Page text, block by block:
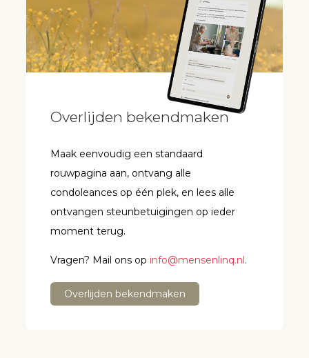
Overlijden bekendmaken
Maak eenvoudig een standaard
rouwpagina aan, ontvang alle
condoleances op één plek, en lees alle
ontvangen steunbetuigingen op ieder
moment terug.
Vragen? Mail ons op info@mensenlinq.nl .
Overlijden bekendmaken